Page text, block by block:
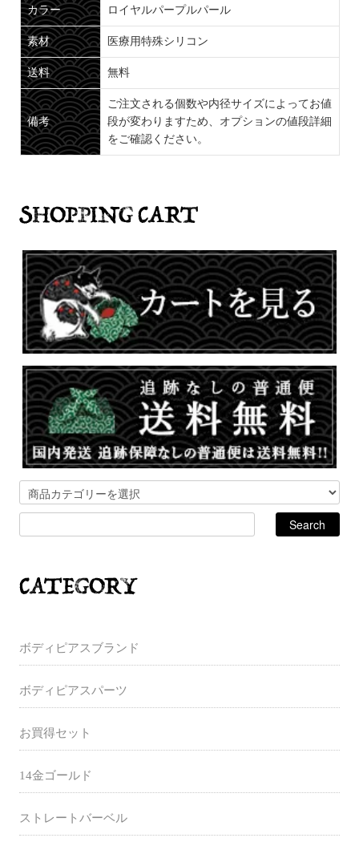
カラー ロイヤルパープルパール
素材 医療用特殊シリコン
送料 無料
備考
ご注文される個数や内径サイズによってお値
段が変わりますため、オプションの値段詳細
をご確認ください。
ボディピアスブランド
ボディピアスパーツ
お買得セット
14金ゴールド
ストレートバーベル